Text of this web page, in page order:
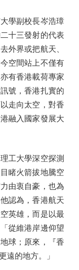
學副校長岑浩璋
十三發射的代表
外界或把航天、
空間站上不僅有
有香港載荷專家
號，香港扎實的
走向太空，對香
融入國家發展大
工大學深空探測
睹火箭拔地騰空
由衷自豪，也為
認為，香港航天
英雄，而是以最
從維港岸邊仰望
球；原來，『香
遠的地方。」